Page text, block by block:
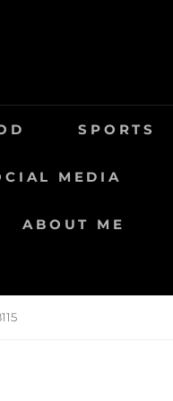
SPORTS
MEDIA
ABOUT ME